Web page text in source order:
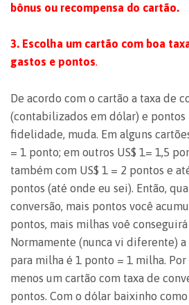
bônus ou recompensa do cartão.
3. Escolha um cartão com boa
gastos e pontos.
De acordo com o cartão a taxa de
(contabilizados em dólar) e pontos
fidelidade, muda. Em alguns
= 1 ponto; em outros US$ 1= 1,5
também com US$ 1 = 2 pontos e
pontos (até onde eu sei). Então,
conversão, mais pontos você
pontos, mais milhas voê conseguirá
Normamente (nunca vi diferente)
para milha é 1 ponto = 1 milha.
menos um cartão com taxa de
pontos. Com o dólar baixinho